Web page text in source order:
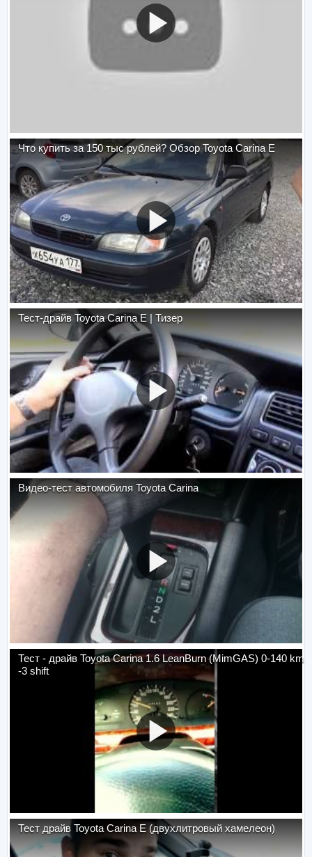
Что купить за 150 тыс рублей? Обзор Toyota Carina E
Тест-драйв Toyota Carina E | Тизер
Видео-тест автомобиля Toyota Carina
Тест - драйв Toyota Carina 1.6 LeanBurn (MimGAS) 0-140 km
-3 shift
Тест драйв Toyota Carina E (двухлитровый хамелеон)